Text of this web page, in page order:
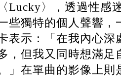
Lucky〉，透過性感
些獨特的個人聲響
表示：「在我內心深
，但我又同時想滿
」在單曲的影像上則